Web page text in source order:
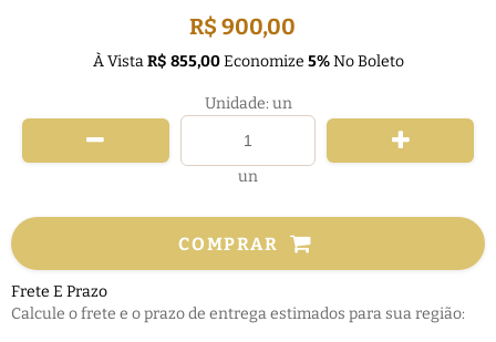
R$ 900,00
À VistaR$ 855,00Economize 5%No Boleto
Unidade: un
un
COMPRAR
Frete E Prazo
Calcule o frete e o prazo de entrega estimados para sua região: